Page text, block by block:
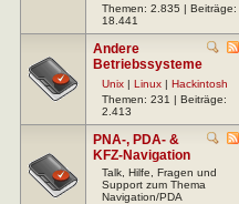
Themen: 2.835 | Beiträge:
18.441
Andere
Betriebssysteme
Unix | Linux | Hackintosh
Themen: 231 | Beiträge:
2.413
PNA-, PDA- &
KFZ-Navigation
Talk, Hilfe, Fragen und
Support zum Thema
Navigation/PDA